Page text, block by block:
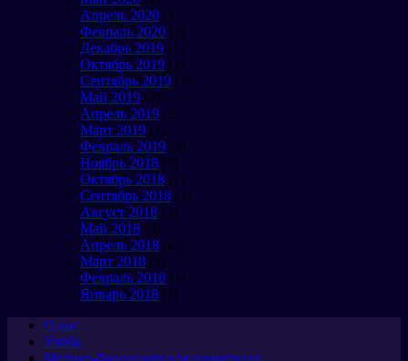
Апрель 2020 (1)
Февраль 2020 (3)
Декабрь 2019 (1)
Октябрь 2019 (1)
Сентябрь 2019 (1)
Май 2019 (2)
Апрель 2019 (2)
Март 2019 (1)
Февраль 2019 (3)
Ноябрь 2018 (3)
Октябрь 2018 (1)
Сентябрь 2018 (1)
Август 2018 (2)
Май 2018 (3)
Апрель 2018 (4)
Март 2018 (2)
Февраль 2018 (1)
Январь 2018 (2)
О нас
Учёба
Медико-биологическая олимпиада